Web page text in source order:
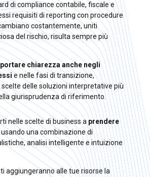
di compliance contabile, fiscale e
requisiti di reporting con procedure
costantemente, uniti
del rischio, risulta sempre più
portare chiarezza anche negli
e nelle fasi di transizione,
delle soluzioni interpretative più
giurisprudenza di riferimento.
nelle scelte di business a prendere
usando una combinazione di
analisi intelligente e intuizione
aggiungeranno alle tue risorse la